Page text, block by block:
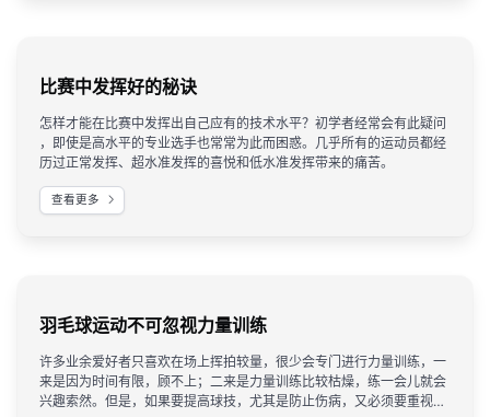
比赛中发挥好的秘诀
​怎样才能在比赛中发挥出自己应有的技术水平？初学者经常会有此疑问
，即使是高水平的专业选手也常常为此而困惑。几乎所有的运动员都经
历过正常发挥、超水准发挥的喜悦和低水准发挥带来的痛苦。
查看更多
羽毛球运动不可忽视力量训练
​许多业余爱好者只喜欢在场上挥拍较量，很少会专门进行力量训练，一
来是因为时间有限，顾不上；二来是力量训练比较枯燥，练一会儿就会
兴趣索然。但是，如果要提高球技，尤其是防止伤病，又必须要重视力